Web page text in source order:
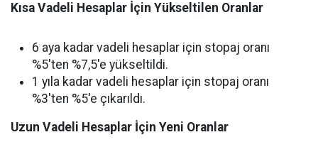
Kısa Vadeli Hesaplar İçin Yükseltilen Oranlar
6 aya kadar vadeli hesaplar için stopaj oranı
%5'ten %7,5'e yükseltildi.
1 yıla kadar vadeli hesaplar için stopaj oranı
%3'ten %5'e çıkarıldı.
Uzun Vadeli Hesaplar İçin Yeni Oranlar